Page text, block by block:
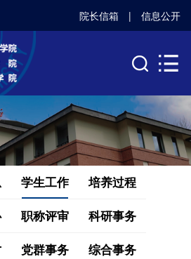
院长信箱 | 信息公开
学生工作
培养过程
职称评审
科研事务
党群事务 综合事务